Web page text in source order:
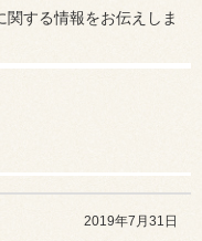
する情報をお伝えしま
2019年7月31日